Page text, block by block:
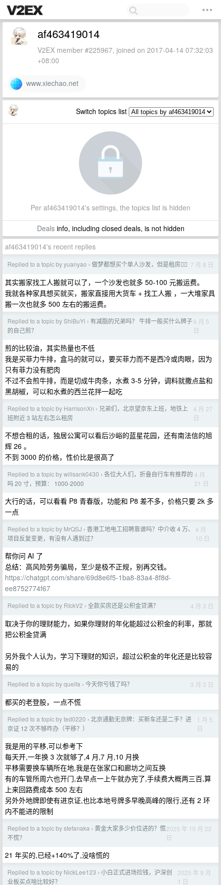
af463419014
V2EX member #225967, joined on 2017-04-14 07:32:03
+08:00
www.xiechao.net
Switch topics list
Per af463419014's settings, the topics list is hidden
Dealsinfo, including closed deals, is not hidden
af463419014's recent replies
Replied to a topic by yuanyao › 做梦都想买个单人沙发，但是租房😮‍💨 7 月 8 日
其实搬家找工人搬就可以了，一个沙发也就多 50-100 元搬运费。
我就各种家具想买就买，搬家直接用大货车 + 找工人搬 ，一大堆家具
搬一次也就多 500 左右的搬运费。
Replied to a topic by ShiBuYi › 有减脂的兄弟吗？ 牛排一般买什么牌子
的自己煎？
6 月 5
日
煎的比较油，其实热量也不低
我是买菲力牛排，盒马的就可以，要买菲力而不是西冷或肉眼，因为
只有菲力没有肥肉
不过不会煎牛排，而是切成牛肉条，水煮 3-5 分钟，调料就撒点盐和
黑胡椒，可以和水煮的西兰花拌一起吃
Replied to a topic by HarrisonXn › 兄弟们，北京望京东上班，地铁上
班附近 3 站左右怎么租房
4 月 27
日
不想合租的话，独居公寓可以看后沙峪的蓝星花园，还有南法信的旭
辉 26 。
不到 3000 的价格，性价比是很高了
Replied to a topic by willsank0430 › 各位大人们，折叠自行车有推荐的
吗 20 寸，预算： 1000-2000
4 月
21 日
大行的话，可以看看 P8 青春版，功能和 P8 差不多，价格只要 2k 多
一点
Replied to a topic by MrQSJ › 香港工地电工招聘靠谱吗？中介收 4 万、
项目反复变更，有没有人遇到过？
4 月
10 日
帮你问 AI 了
总结：高风险劳务骗局，至少是极不正规，别再交钱。
https://chatgpt.com/share/69d8e6f5-1ba8-83a4-8f8d-
ee8752774f67
Replied to a topic by RIckV2 › 全款买房还是公积金贷满？ 4 月 3 日
取决于你的理财能力，如果你理财的年化能超过公积金的利率，那就
把公积金贷满
另外我个人认为，学习下理财的知识，超过公积金的年化还是比较容
易的
Replied to a topic by queifa › 今天你亏钱了吗？ 3 月 3 日
都买的老登股，一点不慌
Replied to a topic by ted0220 › 北京通勤无京牌：买新车还是二手？进
京证 12 次不够咋办（平移？）
1 月 5
日
我是用的平移,可以参考下
每天开,一年换 3 次就够了,4 月,7 月,10 月换
平移需要换车辆所在地,我是在张家口和廊坊之间互换
有的车管所周六也开门,去早点一上午就办完了,手续费大概两三百,算
上来回路费成本 500 左右
另外外地牌即使有进京证,也比本地号牌多早晚高峰的限行,还有 2 环
内不能进的限制
Replied to a topic by stefanaka › 黄金大家多少价位进的？慌
不慌？
2025 年 10 月 22
日
21 年买的,已经+140%了,没啥慌的
Replied to a topic by NickLee123 › 小白正式进场捡钱，沪深创
业板买点啥比较好？
2025 年 9 月
1 日